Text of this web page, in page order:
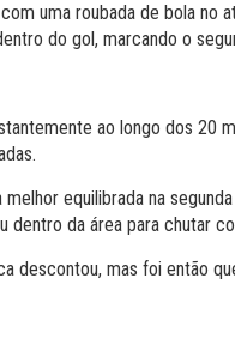
uma roubada de bola no
do gol, marcando o
ao longo dos 20
equilibrada na
dentro da área para chutar
descontou, mas foi então